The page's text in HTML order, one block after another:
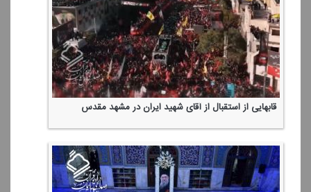
قابهایی از استقبال از آقای شهید ایران در مشهد مقدس